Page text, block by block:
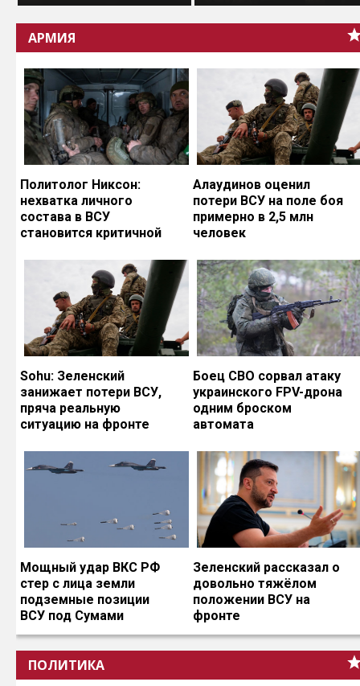
АРМИЯ
Политолог Никсон:
нехватка личного
состава в ВСУ
становится критичной
Алаудинов оценил
потери ВСУ на поле боя
примерно в 2,5 млн
человек
Sohu: Зеленский
занижает потери ВСУ,
пряча реальную
ситуацию на фронте
Боец СВО сорвал атаку
украинского FPV-дрона
одним броском
автомата
Мощный удар ВКС РФ
стер с лица земли
подземные позиции
ВСУ под Сумами
Зеленский рассказал о
довольно тяжёлом
положении ВСУ на
фронте
ПОЛИТИКА